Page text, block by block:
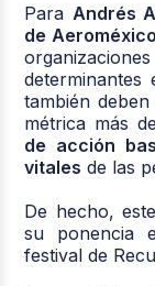
Para Andrés
de Aeroméxico
también
métrica más
de acción
vitales de las
De hecho,
su ponencia
festival de